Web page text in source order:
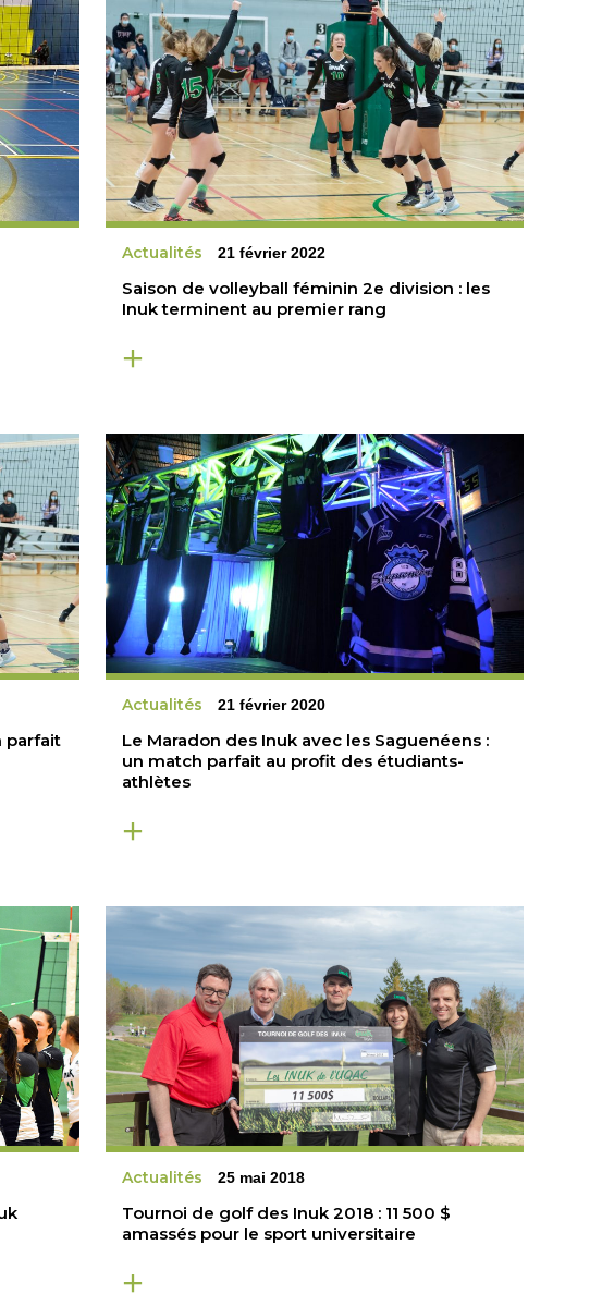
Actualités 21 février 2022
Saison de volleyball féminin 2e division : les
Inuk terminent au premier rang
parfait
Actualités 21 février 2020
Le Maradon des Inuk avec les Saguenéens :
un match parfait au profit des étudiants-
athlètes
Actualités 25 mai 2018
Tournoi de golf des Inuk 2018 : 11 500 $
amassés pour le sport universitaire